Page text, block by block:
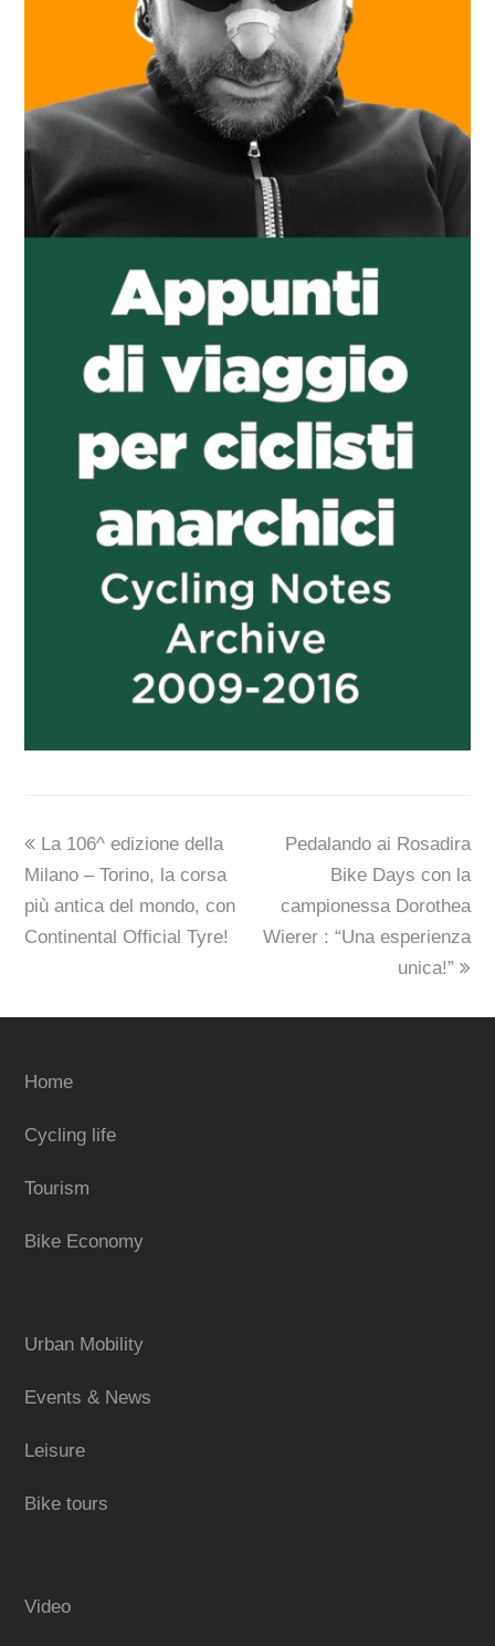
previous
post:
La 106^ edizione della
Milano – Torino, la corsa
più antica del mondo, con
Continental Official Tyre!
next
Pedalando ai Rosadira
Bike Days con la
campionessa Dorothea
Wierer : “Una esperienza
unica!”
Home
Cycling life
Tourism
Bike Economy
Urban Mobility
Events & News
Leisure
Bike tours
Video